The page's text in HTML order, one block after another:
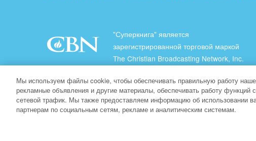
"Суперкнига" является
зарегистрированной торговой маркой
The Christian Broadcasting Network, Inc.
Все права защищены.
About CBN
Мы используем файлы cookie, чтобы обеспечивать правильную работу
рекламные объявления и другие материалы, обеспечивать работу функций
сетевой трафик. Мы также предоставляем информацию об использовании
партнерам по социальным сетям, рекламе и аналитическим системам.